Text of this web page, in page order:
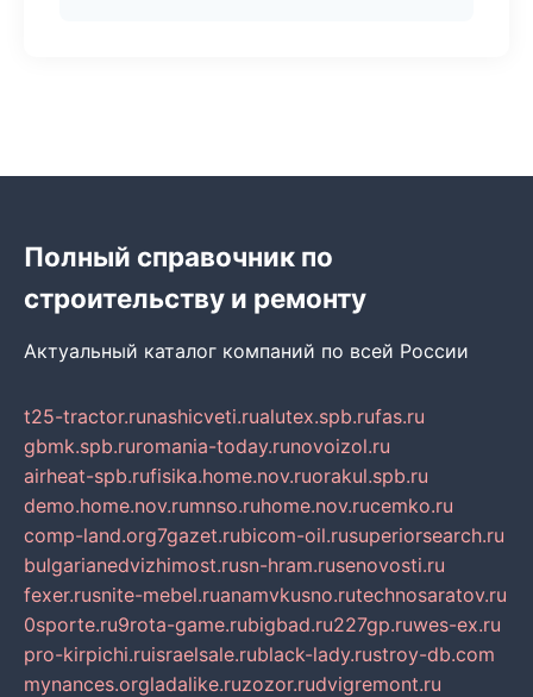
Полный справочник по
строительству и ремонту
Актуальный каталог компаний по всей России
t25-tractor.runashicveti.rualutex.spb.rufas.ru
gbmk.spb.ruromania-today.runovoizol.ru
airheat-spb.rufisika.home.nov.ruorakul.spb.ru
demo.home.nov.rumnso.ruhome.nov.rucemko.ru
comp-land.org7gazet.rubicom-oil.rusuperiorsearch.ru
bulgarianedvizhimost.rusn-hram.rusenovosti.ru
fexer.rusnite-mebel.ruanamvkusno.rutechnosaratov.ru
0sporte.ru9rota-game.rubigbad.ru227gp.ruwes-ex.ru
pro-kirpichi.ruisraelsale.rublack-lady.rustroy-db.com
mynances.orgladalike.ruzozor.rudvigremont.ru